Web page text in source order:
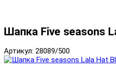
Шапка Five seasons
Артикул: 28089/500